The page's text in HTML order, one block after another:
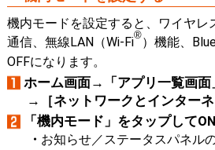
機内モードを設定すると、ワイヤレ
通信、無線LAN（Wi-Fi®）機能、
OFFになります。
ホーム画面→「アプリ一覧画面
→［ネットワークとインターネ
「機内モード」をタップして
お知らせ／ステータスパネル